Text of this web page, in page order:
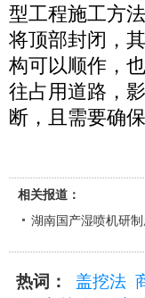
型工程施工方
将顶部封闭，
构可以顺作，
往占用道路，
断，且需要确
相关报道：
湖南国产湿喷机研
热词： 盖挖法